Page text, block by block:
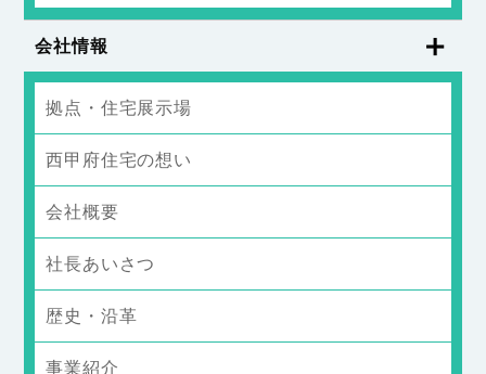
会社情報
拠点・住宅展示場
西甲府住宅の想い
会社概要
社長あいさつ
歴史・沿革
事業紹介